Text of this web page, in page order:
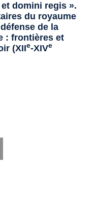
domini regis ».
du royaume
de la
: frontières et
(XIIe-XIVe